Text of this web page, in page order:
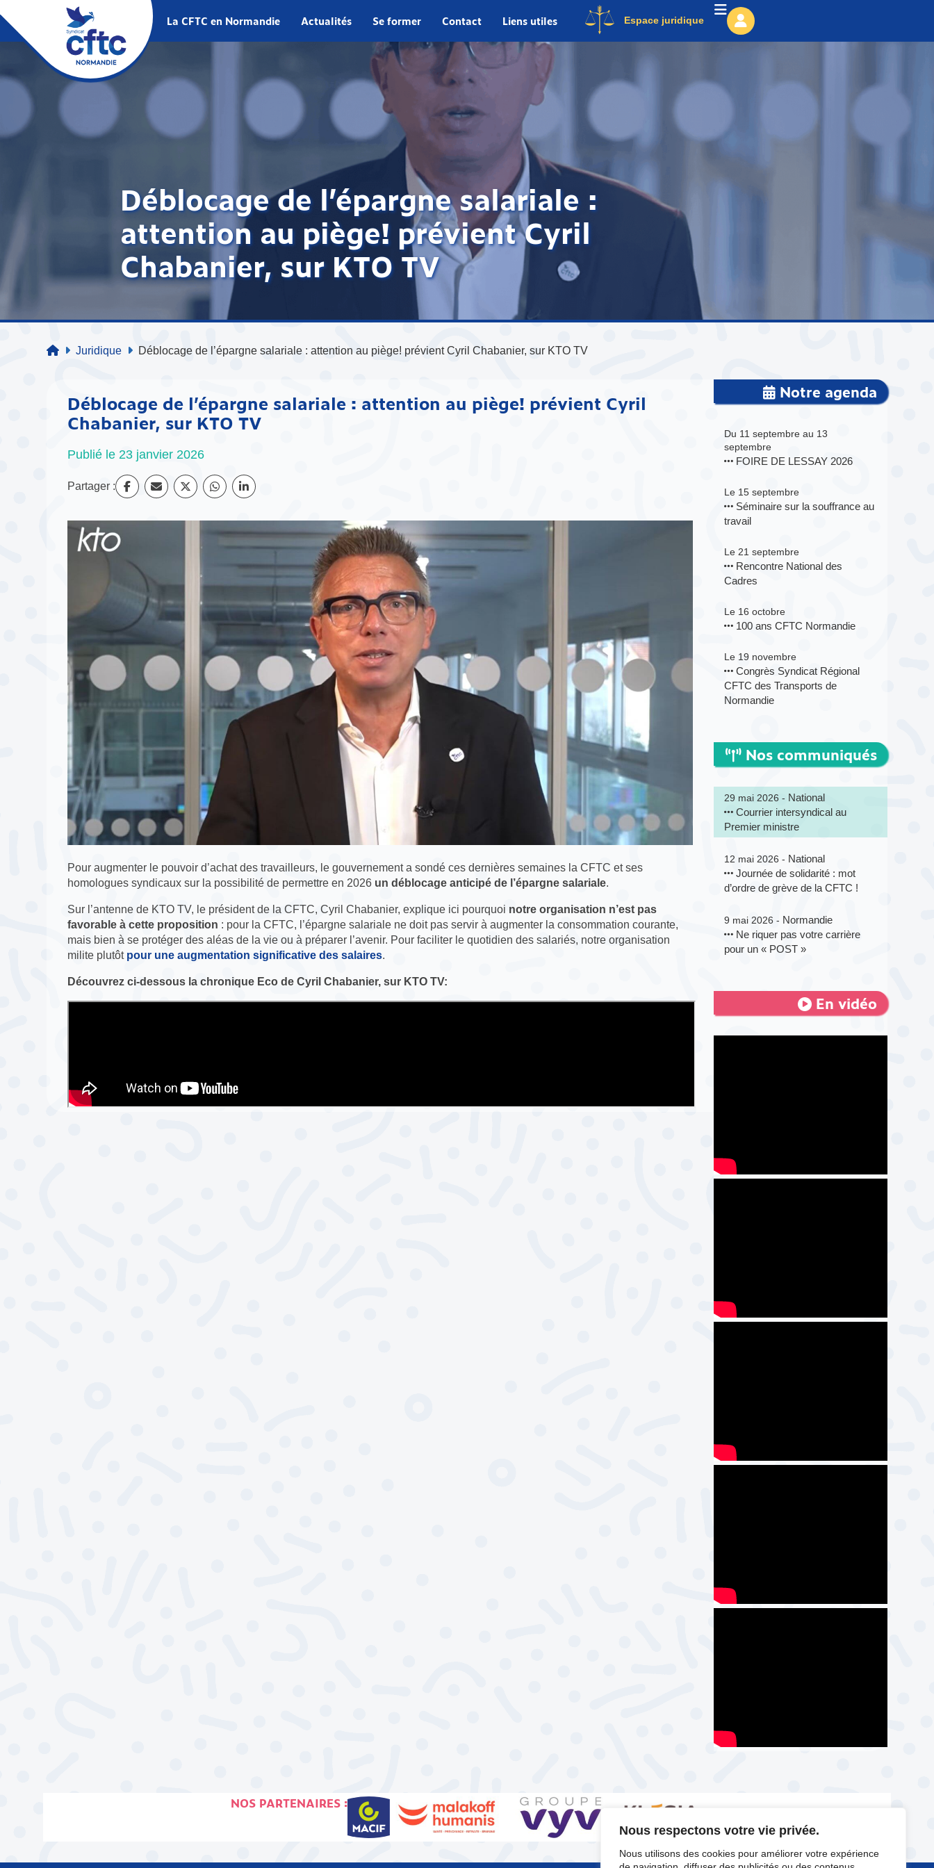
Nous respectons votre vie privée.
Nous utilisons des cookies pour améliorer votre expérience
La CFTC en Normandie Actualités Se former Contact Liens utiles Espace juridique
Déblocage de l’épargne salariale :
attention au piège! prévient Cyril
Chabanier, sur KTO TV
Juridique Déblocage de l’épargne salariale : attention au piège! prévient Cyril Chabanier, sur KTO TV
Déblocage de l’épargne salariale : attention au piège! prévient Cyril
Chabanier, sur KTO TV
Publié le 23 janvier 2026
Partager :
Pour augmenter le pouvoir d’achat des travailleurs, le gouvernement a sondé ces dernières semaines la CFTC et ses
homologues syndicaux sur la possibilité de permettre en 2026 un déblocage anticipé de l’épargne salariale.
Sur l’antenne de KTO TV, le président de la CFTC, Cyril Chabanier, explique ici pourquoi notre organisation n’est pas
favorable à cette proposition : pour la CFTC, l’épargne salariale ne doit pas servir à augmenter la consommation courante,
mais bien à se protéger des aléas de la vie ou à préparer l’avenir. Pour faciliter le quotidien des salariés, notre organisation
milite plutôt pour une augmentation significative des salaires.
Découvrez ci-dessous la chronique Eco de Cyril Chabanier, sur KTO TV:
Notre agenda
Du 11 septembre au 13
septembre
FOIRE DE LESSAY 2026
Le 15 septembre
Séminaire sur la souffrance au
travail
Le 21 septembre
Rencontre National des
Cadres
Le 16 octobre
100 ans CFTC Normandie
Le 19 novembre
Congrès Syndicat Régional
CFTC des Transports de
Normandie
Nos communiqués
29 mai 2026 - National
Courrier intersyndical au
Premier ministre
12 mai 2026 - National
Journée de solidarité : mot
d’ordre de grève de la CFTC !
9 mai 2026 - Normandie
Ne riquer pas votre carrière
pour un « POST »
En vidéo
NOS PARTENAIRES :